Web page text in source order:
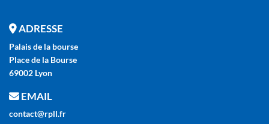
ADRESSE
Palais de la bourse
Place de la Bourse
69002 Lyon
EMAIL
contact@rpll.fr